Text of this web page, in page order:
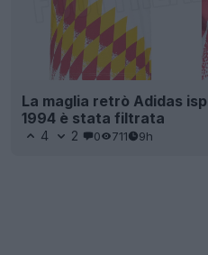
La maglia retrò Adidas
1994 è stata filtrata
4 2 0 711 9h